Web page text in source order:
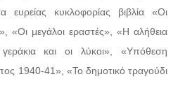
ευρείας κυκλοφορίας βιβλία «Οι
«Οι μεγάλοι εραστές», «Η αλήθεια
και οι λύκοι», «Υπόθεση
1940-41», «Το δημοτικό τραγούδι